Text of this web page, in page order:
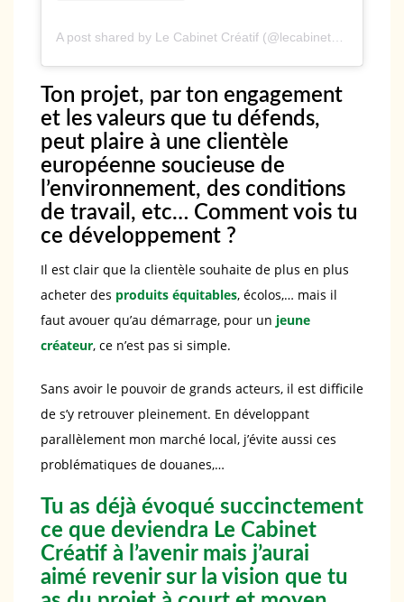
A post shared by Le Cabinet Créatif (@lecabinetcreatif_officiel)
Ton projet, par ton engagement
et les valeurs que tu défends,
peut plaire à une clientèle
européenne soucieuse de
l’environnement, des conditions
de travail, etc… Comment vois tu
ce développement ?
Il est clair que la clientèle souhaite de plus en plus
acheter des produits équitables, écolos,… mais il
faut avouer qu’au démarrage, pour un jeune
créateur, ce n’est pas si simple.
Sans avoir le pouvoir de grands acteurs, il est difficile
de s’y retrouver pleinement. En développant
parallèlement mon marché local, j’évite aussi ces
problématiques de douanes,…
Tu as déjà évoqué succinctement
ce que deviendra Le Cabinet
Créatif à l’avenir mais j’aurai
aimé revenir sur la vision que tu